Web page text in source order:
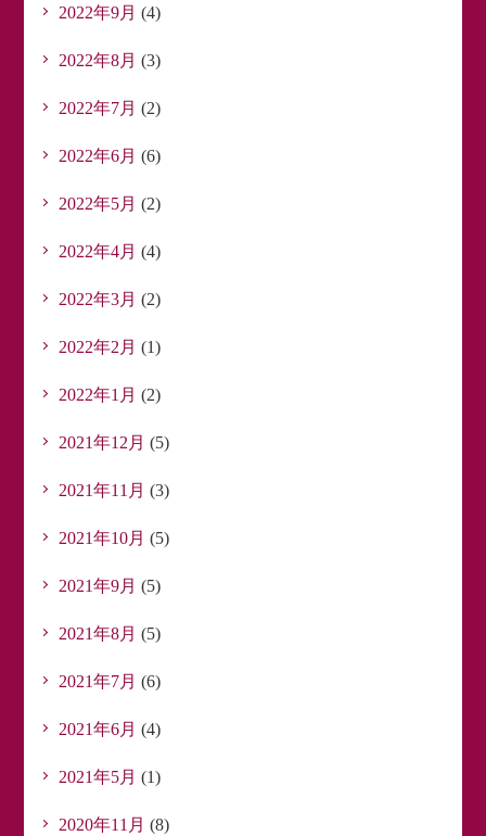
2022年9月 (4)
2022年8月 (3)
2022年7月 (2)
2022年6月 (6)
2022年5月 (2)
2022年4月 (4)
2022年3月 (2)
2022年2月 (1)
2022年1月 (2)
2021年12月 (5)
2021年11月 (3)
2021年10月 (5)
2021年9月 (5)
2021年8月 (5)
2021年7月 (6)
2021年6月 (4)
2021年5月 (1)
2020年11月 (8)